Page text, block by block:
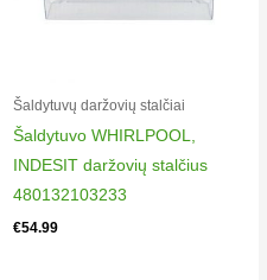
Šaldytuvų daržovių stalčiai
Šaldytuvo WHIRLPOOL,
INDESIT daržovių stalčius
480132103233
€54.99